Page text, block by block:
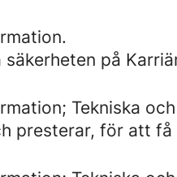
på
Tekniska
presterar, för att